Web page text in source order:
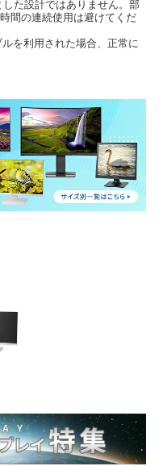
た設計ではありません。部
間の連続使用は避けてくだ
を利用された場合、正常に